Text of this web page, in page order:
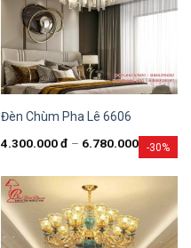
-30%
Đèn Chùm Pha Lê 6606
4.300.000đ – 6.780.000